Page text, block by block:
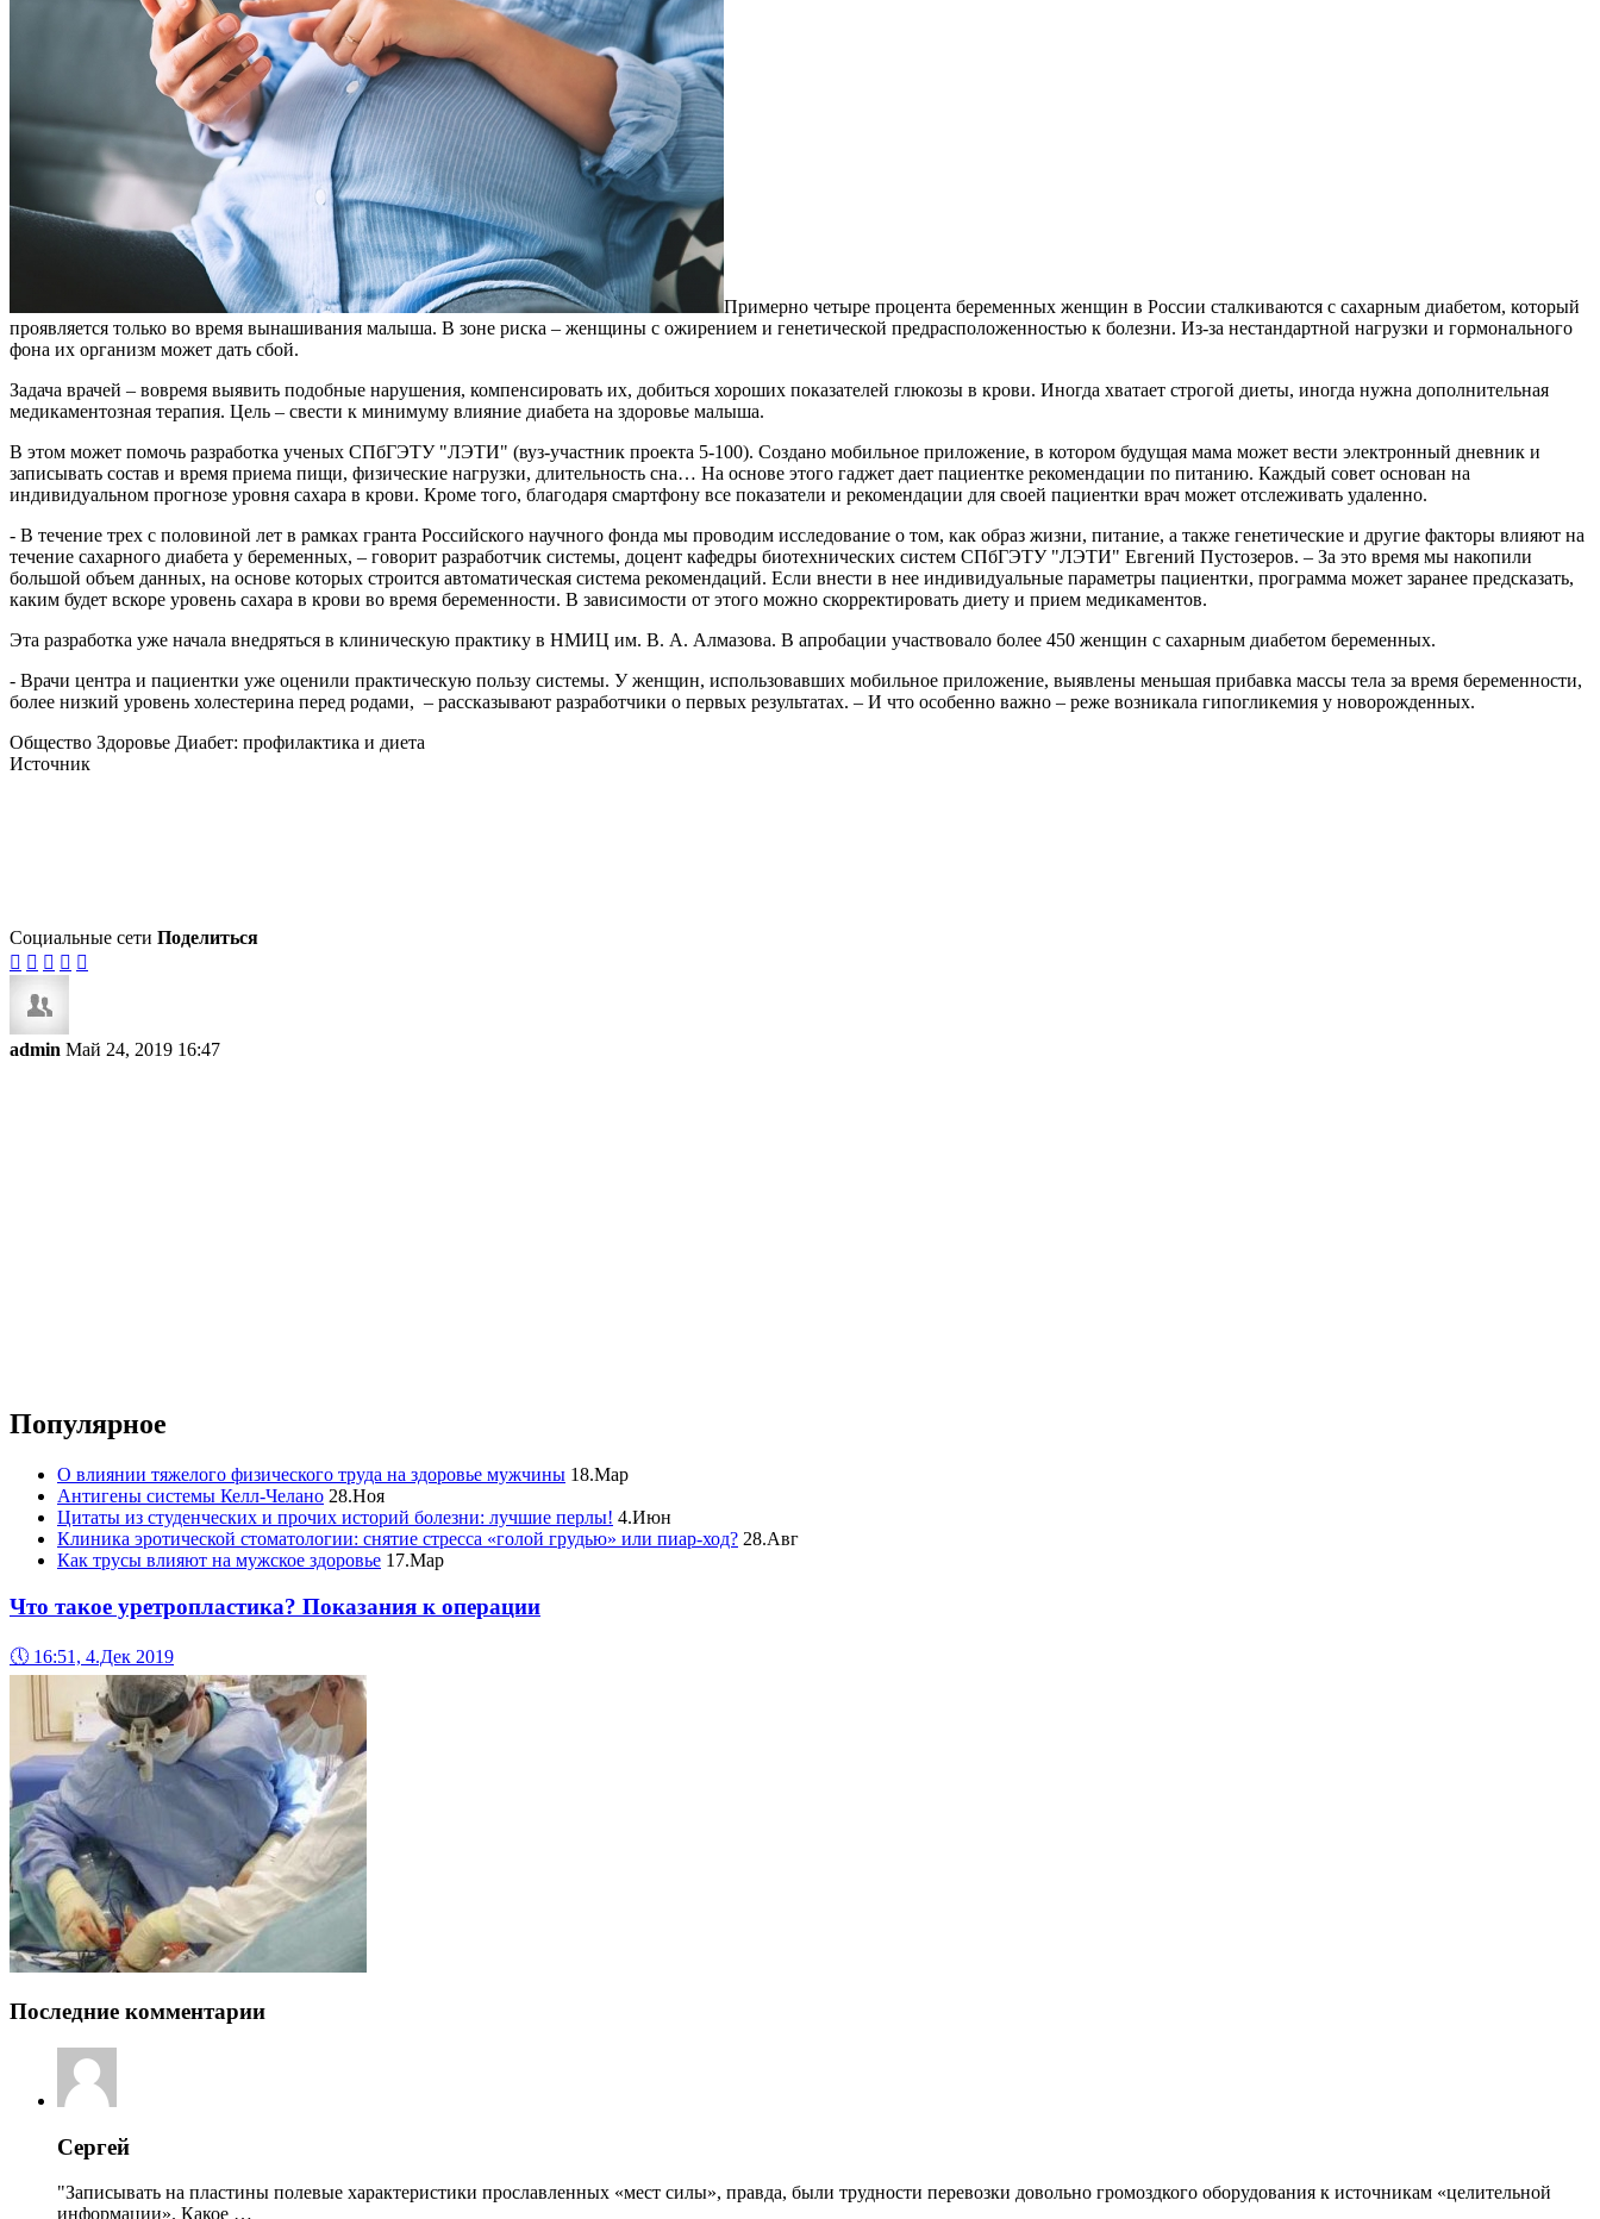
Примерно четыре процента беременных женщин в России сталкиваются с сахарным диабетом, который
проявляется только во время вынашивания малыша. В зоне риска – женщины с ожирением и генетической предрасположенностью к болезни. Из-за нестандартной нагрузки и гормонального
фона их организм может дать сбой.
Задача врачей – вовремя выявить подобные нарушения, компенсировать их, добиться хороших показателей глюкозы в крови. Иногда хватает строгой диеты, иногда нужна дополнительная
медикаментозная терапия. Цель – свести к минимуму влияние диабета на здоровье малыша.
В этом может помочь разработка ученых СПбГЭТУ "ЛЭТИ" (вуз-участник проекта 5-100). Создано мобильное приложение, в котором будущая мама может вести электронный дневник и
записывать состав и время приема пищи, физические нагрузки, длительность сна… На основе этого гаджет дает пациентке рекомендации по питанию. Каждый совет основан на
индивидуальном прогнозе уровня сахара в крови. Кроме того, благодаря смартфону все показатели и рекомендации для своей пациентки врач может отслеживать удаленно.
- В течение трех с половиной лет в рамках гранта Российского научного фонда мы проводим исследование о том, как образ жизни, питание, а также генетические и другие факторы влияют на
течение сахарного диабета у беременных, – говорит разработчик системы, доцент кафедры биотехнических систем СПбГЭТУ "ЛЭТИ" Евгений Пустозеров. – За это время мы накопили
большой объем данных, на основе которых строится автоматическая система рекомендаций. Если внести в нее индивидуальные параметры пациентки, программа может заранее предсказать,
каким будет вскоре уровень сахара в крови во время беременности. В зависимости от этого можно скорректировать диету и прием медикаментов.
Эта разработка уже начала внедряться в клиническую практику в НМИЦ им. В. А. Алмазова. В апробации участвовало более 450 женщин с сахарным диабетом беременных.
- Врачи центра и пациентки уже оценили практическую пользу системы. У женщин, использовавших мобильное приложение, выявлены меньшая прибавка массы тела за время беременности,
более низкий уровень холестерина перед родами, – рассказывают разработчики о первых результатах. – И что особенно важно – реже возникала гипогликемия у новорожденных.
Общество Здоровье Диабет: профилактика и диета
Источник
Социальные сети Поделиться
    
admin Май 24, 2019 16:47
Популярное
О влиянии тяжелого физического труда на здоровье мужчины 18.Мар
Антигены системы Келл-Челано 28.Ноя
Цитаты из студенческих и прочих историй болезни: лучшие перлы! 4.Июн
Клиника эротической стоматологии: снятие стресса «голой грудью» или пиар-ход? 28.Авг
Как трусы влияют на мужское здоровье 17.Мар
Что такое уретропластика? Показания к операции
🕔 16:51, 4.Дек 2019
Последние комментарии
Сергей
"Записывать на пластины полевые характеристики прославленных «мест силы», правда, были трудности перевозки довольно громоздкого оборудования к источникам «целительной
информации». Какое …